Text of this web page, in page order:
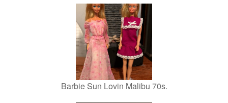
Barbie Sun Lovin Malibu 70s.